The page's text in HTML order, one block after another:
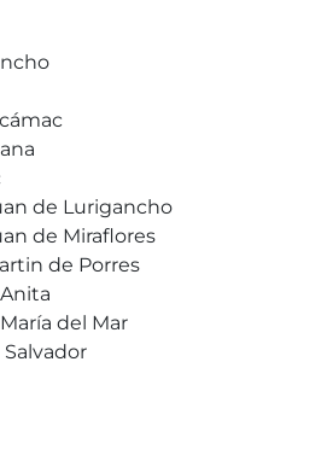
de Lurigancho
de Miraflores
de Porres
del Mar
Salvador